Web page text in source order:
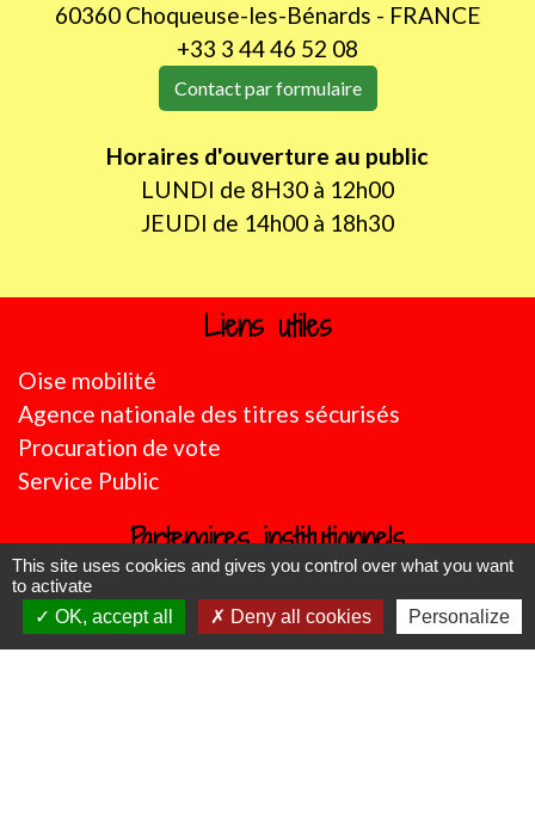
60360 Choqueuse-les-Bénards - FRANCE
+33 3 44 46 52 08
Contact par formulaire
Horaires d'ouverture au public
LUNDI de 8H30 à 12h00
JEUDI de 14h00 à 18h30
Liens utiles
Oise mobilité
Agence nationale des titres sécurisés
Procuration de vote
Service Public
Partenaires institutionnels
Région Hauts-de-France
Département de l'Oise
This site uses cookies and gives you control over what you want
to activate
OK, accept all
Deny all cookies Personalize